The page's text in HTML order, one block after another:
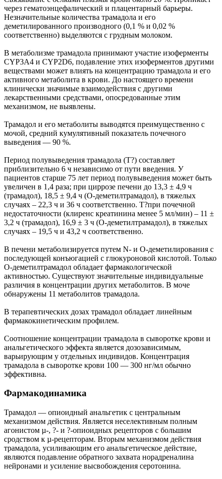
через гематоэнцефалический и плацентарный барьеры.
Незначительные количества трамадола и его
деметилированного производного (0,1 % и 0,02 %
соответственно) выделяются с грудным молоком.
В метаболизме трамадола принимают участие изоферменты
CYP3A4 и CYP2D6, подавление этих изоферментов другими
веществами может влиять на концентрацию трамадола и его
активного метаболита в крови. До настоящего времени
клинически значимые взаимодействия с другими
лекарственными средствами, опосредованные этим
механизмом, не выявлены.
Трамадол и его метаболиты выводятся преимущественно с
мочой, средний кумулятивный показатель почечного
выведения — 90 %.
Период полувыведения трамадола (T?) составляет
приблизительно 6 ч независимо от пути введения. У
пациентов старше 75 лет период полувыведения может быть
увеличен в 1,4 раза; при циррозе печени до 13,3 ± 4,9 ч
(трамадол), 18,5 ± 9,4 ч (О-деметилтрамадол), в тяжелых
случаях – 22,3 ч и 36 ч соответственно. T?при почечной
недостаточности (клиренс креатинина менее 5 мл/мин) – 11 ±
3,2 ч (трамадол), 16,9 ± 3 ч (О-деметилтрамадол), в тяжелых
случаях – 19,5 ч и 43,2 ч соответственно.
В печени метаболизируется путем N- и О-деметилирования с
последующей конъюгацией с глюкуроновой кислотой. Только
О-деметилтрамадол обладает фармакологической
активностью. Существуют значительные индивидуальные
различия в концентрации других метаболитов. В моче
обнаружены 11 метаболитов трамадола.
В терапевтических дозах трамадол обладает линейным
фармакокинетическим профилем.
Соотношение концентрации трамадола в сыворотке крови и
анальгетического эффекта является дозозависимым,
варьирующим у отдельных индивидов. Концентрация
трамадола в сыворотке крови 100 — 300 нг/мл обычно
эффективна.
Фармакодинамика
Трамадол — опиоидный анальгетик с центральным
механизмом действия. Является неселективным полным
агонистом µ-, ?- и ?-опиоидных рецепторов с большим
сродством к µ-рецепторам. Вторым механизмом действия
трамадола, усиливающим его анальгетическое действие,
являются подавление обратного захвата норадреналина
нейронами и усиление высвобождения серотонина.